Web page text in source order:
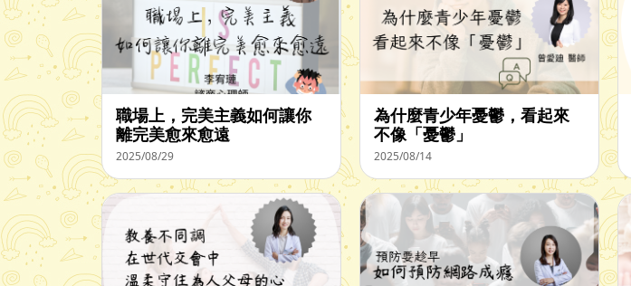
職場上，完美主義如何讓你
離完美愈來愈遠
2025/08/29
為什麼青少年憂鬱，看起來
不像「憂鬱」
2025/08/14